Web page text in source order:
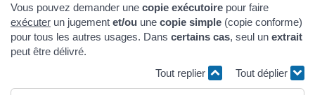
Vous pouvez demander une copie exécutoire pour faire
exécuter un jugement et/ou une copie simple (copie conforme)
pour tous les autres usages. Dans certains cas, seul un extrait
peut être délivré.
Tout replier
Tout déplier